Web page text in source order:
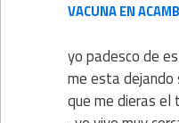
VACUNA EN
yo padesco de
me esta dejando
que me dieras el